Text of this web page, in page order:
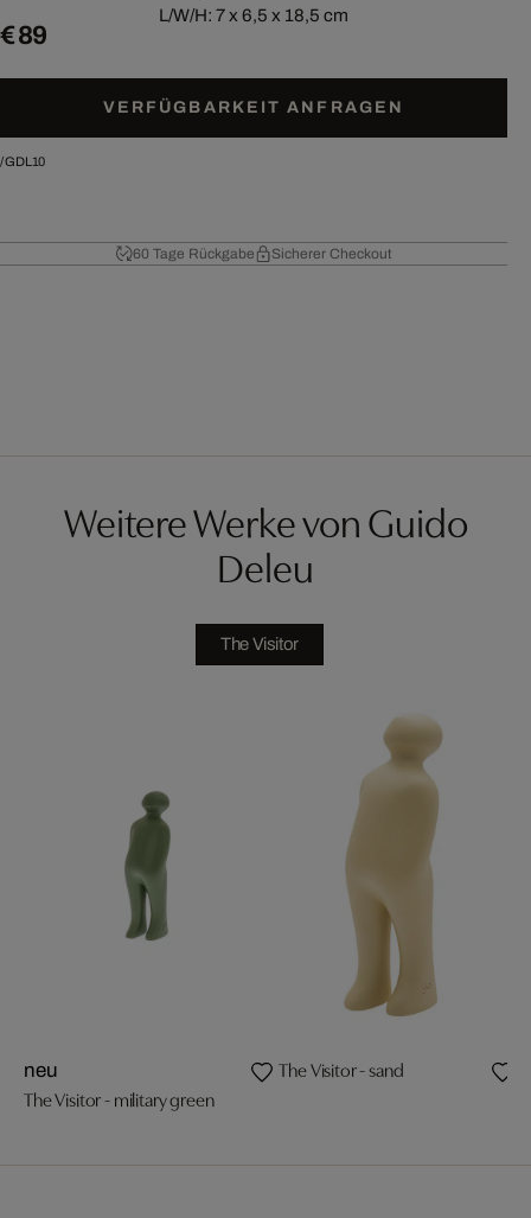
L/W/H: 7 x 6,5 x 18,5 cm
€ 89
VERFÜGBARKEIT ANFRAGEN
/GDL10
60 Tage Rückgabe Sicherer Checkout
Weitere Werke von Guido
Deleu
The Visitor
neu
The Visitor - military green
The Visitor - sand